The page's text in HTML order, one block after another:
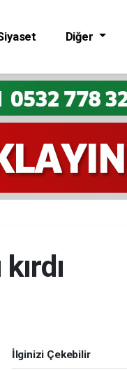
Diğer
İlginizi Çekebilir